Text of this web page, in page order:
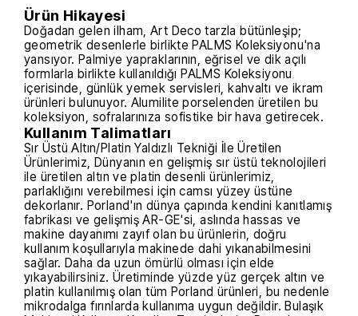
Ürün Hikayesi
Doğadan gelen ilham, Art Deco tarzla bütünleşip;
geometrik desenlerle birlikte PALMS Koleksiyonu'na
yansıyor. Palmiye yapraklarının, eğrisel ve dik açılı
formlarla birlikte kullanıldığı PALMS Koleksiyonu
içerisinde, günlük yemek servisleri, kahvaltı ve ikram
ürünleri bulunuyor. Alumilite porselenden üretilen bu
koleksiyon, sofralarınıza sofistike bir hava getirecek.
Kullanım Talimatları
Sır Üstü Altın/Platin Yaldızlı Tekniği İle Üretilen
Ürünlerimiz, Dünyanın en gelişmiş sır üstü teknolojileri
ile üretilen altın ve platin desenli ürünlerimiz,
parlaklığını verebilmesi için camsı yüzey üstüne
dekorlanır. Porland'ın dünya çapında kendini kanıtlamış
fabrikası ve gelişmiş AR-GE'si, aslında hassas ve
makine dayanımı zayıf olan bu ürünlerin, doğru
kullanım koşullarıyla makinede dahi yıkanabilmesini
sağlar. Daha da uzun ömürlü olması için elde
yıkayabilirsiniz. Üretiminde yüzde yüz gerçek altın ve
platin kullanılmış olan tüm Porland ürünleri, bu nedenle
mikrodalga fırınlarda kullanıma uygun değildir. Bulaşık